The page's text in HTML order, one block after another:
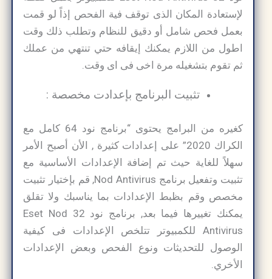
لإستعادة المكان الذى توقف فية الفحص إذاً لو قمت
بعمل فحص شامل أو دقيق للنظام وتطلب ذلك وقت
اطول من اللازم يمكنك إيقافه حتي تنتهي من عملك
ثم تقوم بتشغيله مرة اخى فى اى وقت.
تثبيت البرنامج بإعدادت مخصصة :
كغيره من البرامج يحتوى “برنامج نود 64 كامل مع
الكراك 2020” على إعدادات كثيرة , الأن أصبح الأمر
سهلاً للغاية حيث تم إضافة الإعدادات الأساسية مع
تثبيت وتفعيل برنامج Nod Antivirus, قم بإختيار تثبيت
مخصص وقم بظبط الإعدادات بما يناسبك ولا تقلق
يمكنك تغييرها فيما بعد, برنامج نود 32 Eset Nod
Antivirus للكمبيوتر تتلخص الإعدادات فى كيفية
الوصول للتحديثات ونوع الفحص وبعض الإعدادات
الأخري.